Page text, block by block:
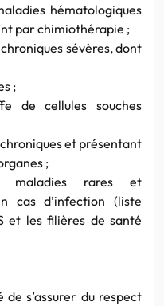
hématologiques
par chimiothérapie ;
sévères, dont
;
de cellules souches
et présentant
;
maladies rares et
cas d’infection (liste
et les filières de santé
s’assurer du respect